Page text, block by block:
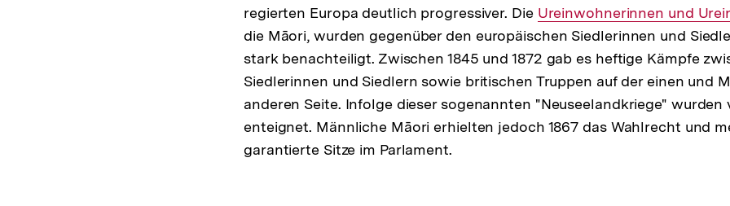
regierten Europa deutlich progressiver. Die Interner
Link:
Ureinwohnerinnen und
die Māori, wurden gegenüber den europäischen Siedlerinnen und
stark benachteiligt. Zwischen 1845 und 1872 gab es heftige Kämpfe
Siedlerinnen und Siedlern sowie britischen Truppen auf der einen und
anderen Seite. Infolge dieser sogenannten "Neuseelandkriege" wurden
enteignet. Männliche Māori erhielten jedoch 1867 das Wahlrecht und
garantierte Sitze im Parlament.